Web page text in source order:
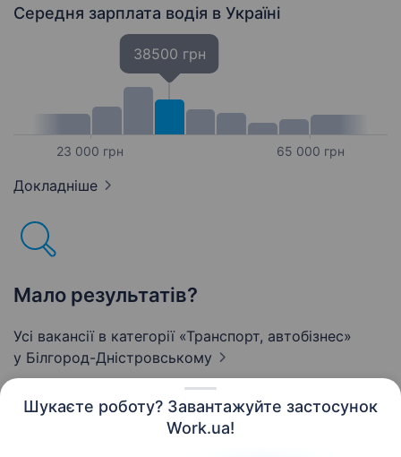
Шукаєте роботу? Завантажуйте застосунок
Work.ua!
Середня зарплата водія в Україні
23 000 грн
38500 грн
65 000 грн
Докладніше
Мало результатів?
Усі вакансії в категорії «Транспорт, автобізнес»
у Білгород-Дністровському